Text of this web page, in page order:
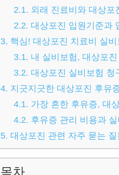
2.1. 외래 진료비와 대상포
2.2. 대상포진 입원기준과
3. 핵심! 대상포진 치료비 실
3.1. 내 실비보험, 대상포
3.2. 대상포진 실비보험 청
4. 지긋지긋한 대상포진 후유
4.1. 가장 흔한 후유증, 대
4.2. 후유증 관리 비용과
5. 대상포진 관련 자주 묻는 질
목차